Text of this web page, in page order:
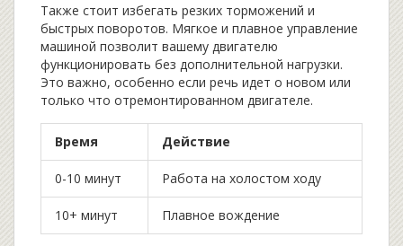
Также стоит избегать резких торможений и
быстрых поворотов. Мягкое и плавное управление
машиной позволит вашему двигателю
функционировать без дополнительной нагрузки.
Это важно, особенно если речь идет о новом или
только что отремонтированном двигателе.
Время Действие
0-10 минут Работа на холостом ходу
10+ минут Плавное вождение